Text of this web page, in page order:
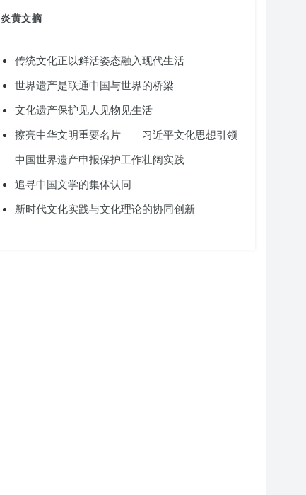
炎黄文摘
传统文化正以鲜活姿态融入现代生活
世界遗产是联通中国与世界的桥梁
文化遗产保护见人见物见生活
擦亮中华文明重要名片——习近平文化思想引领
中国世界遗产申报保护工作壮阔实践
追寻中国文学的集体认同
新时代文化实践与文化理论的协同创新